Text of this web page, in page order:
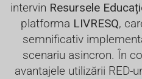
intervin Resursele
platforma LIVRESQ,
semnificativ
scenariu asincron. În
avantajele utilizării RED-